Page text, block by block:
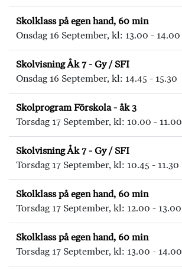
Skolklass på egen hand, 60 min
Onsdag 16 September, kl: 13.00 - 14.00
Skolvisning Åk 7 - Gy / SFI
Onsdag 16 September, kl: 14.45 - 15.30
Skolprogram Förskola - åk 3
Torsdag 17 September, kl: 10.00 - 11.00
Skolvisning Åk 7 - Gy / SFI
Torsdag 17 September, kl: 10.45 - 11.30
Skolklass på egen hand, 60 min
Torsdag 17 September, kl: 12.00 - 13.00
Skolklass på egen hand, 60 min
Torsdag 17 September, kl: 13.00 - 14.00